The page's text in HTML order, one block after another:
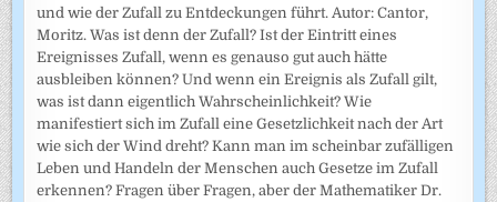
und wie der Zufall zu Entdeckungen führt. Autor: Cantor,
Moritz. Was ist denn der Zufall? Ist der Eintritt eines
Ereignisses Zufall, wenn es genauso gut auch hätte
ausbleiben können? Und wenn ein Ereignis als Zufall gilt,
was ist dann eigentlich Wahrscheinlichkeit? Wie
manifestiert sich im Zufall eine Gesetzlichkeit nach der Art
wie sich der Wind dreht? Kann man im scheinbar zufälligen
Leben und Handeln der Menschen auch Gesetze im Zufall
erkennen? Fragen über Fragen, aber der Mathematiker Dr.